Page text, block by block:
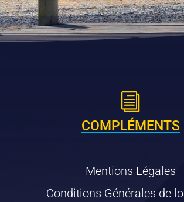
i
COMPLÉMENTS
Mentions Légales
Conditions Générales de